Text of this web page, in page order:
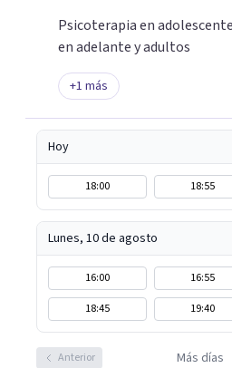
Psicoterapia en
en adelante y adultos
+1 más
Hoy
18:00 18:55
Lunes, 10 de agosto
16:00 16:55
18:45
19:40
Anterior Más días